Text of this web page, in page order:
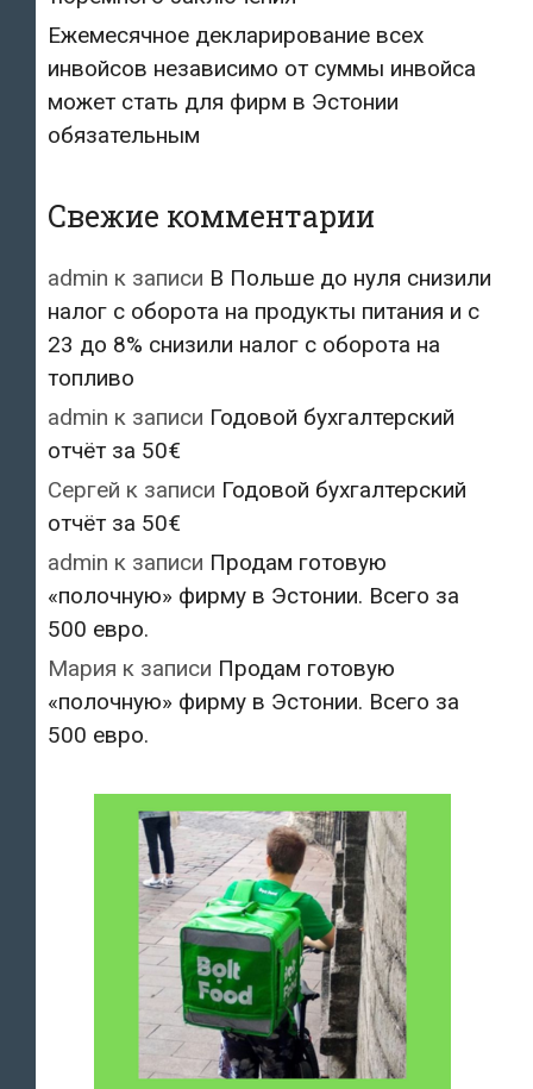
Ежемесячное декларирование всех
инвойсов независимо от суммы инвойса
может стать для фирм в Эстонии
обязательным
Свежие комментарии
admin к записи В Польше до нуля снизили
налог с оборота на продукты питания и с
23 до 8% снизили налог с оборота на
топливо
admin к записи Годовой бухгалтерский
отчёт за 50€
Сергей к записи Годовой бухгалтерский
отчёт за 50€
admin к записи Продам готовую
«полочную» фирму в Эстонии. Всего за
500 евро.
Мария к записи Продам готовую
«полочную» фирму в Эстонии. Всего за
500 евро.